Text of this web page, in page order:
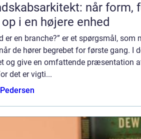
når form,
i en højere enhed
er en branche?” er et spørgsmål,
de hører begrebet for første gang. I
og give en omfattende præsentation
det er vigti...